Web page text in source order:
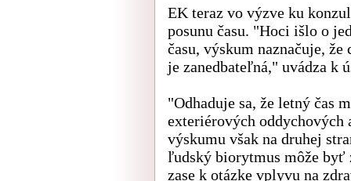
EK teraz vo výzve ku
posunu času. "Hoci išlo o
času, výskum naznačuje,
je zanedbateľná," uvádza k
"Odhaduje sa, že letný čas
exteriérových
výskumu však na druhej
ľudský biorytmus môže byť
zase k otázke vplyvu na